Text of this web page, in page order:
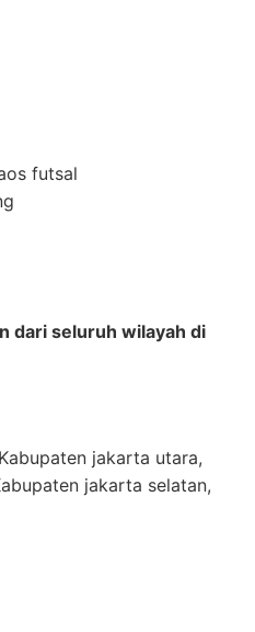
futsal
dari seluruh wilayah di
jakarta utara,
jakarta selatan,